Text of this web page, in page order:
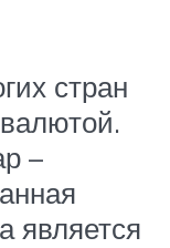
стран
–
является